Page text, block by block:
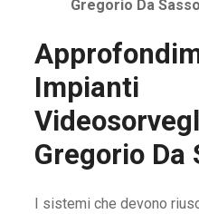
Gregorio Da
Impianti
Gregorio Da
I sistemi che devono